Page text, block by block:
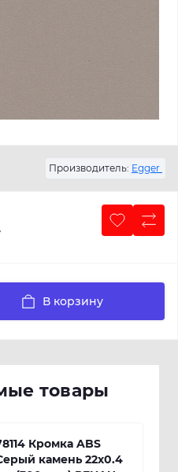
Производитель: Egger
В корзину
товары
Кромка ABS
камень 22х0.4